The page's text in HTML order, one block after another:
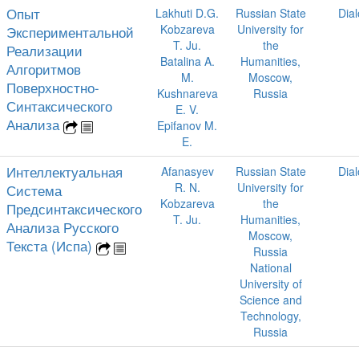
Опыт
Экспериментальной
Реализации
Алгоритмов
Поверхностно-
Синтаксического
Анализа
Lakhuti D.G.
Kobzareva
T. Ju.
Batalina A.
M.
Kushnareva
E. V.
Epifanov M.
E.
Russian State
University for
the
Humanities,
Moscow,
Russia
Интеллектуальная
Система
Предсинтаксического
Анализа Русского
Текста (Испа)
Afanasyev
R. N.
Kobzareva
T. Ju.
Russian State
University for
the
Humanities,
Moscow,
Russia
National
University of
Science and
Technology,
Russia